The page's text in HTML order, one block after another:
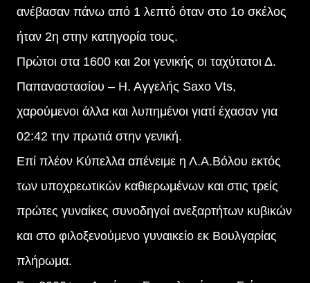
ανέβασαν πάνω από 1 λεπτό όταν στο 1ο σκέλος
ήταν 2η στην κατηγορία τους.
Πρώτοι στα 1600 και 2οι γενικής οι ταχύτατοι Δ.
Παπαναστασίου – Η. Αγγελής Saxo Vts,
χαρούμενοι άλλα και λυπημένοι γιατί έχασαν για
02:42 την πρωτιά στην γενική.
Επί πλέον Κύπελλα απένειμε η Λ.Α.Βόλου εκτός
των υποχρεωτικών καθιερωμένων και στις τρείς
πρώτες γυναίκες συνοδηγοί ανεξαρτήτων κυβικών
και στο φιλοξενούμενο γυναικείο εκ Βουλγαρίας
πλήρωμα.